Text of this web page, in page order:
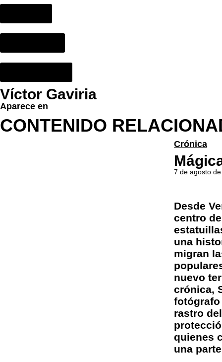
Víctor Gaviria
Aparece en
CONTENIDO
Crónica
7 de agosto
Desde
centro
una
migran
nuevo
crónica,
fotógrafo
rastro
quienes
una